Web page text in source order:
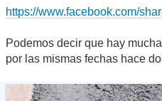
https://www.facebook.com/
Podemos decir que hay
por las mismas fechas hace